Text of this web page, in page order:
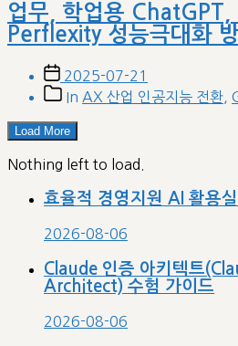
업무, 학업용 ChatGPT,
Perflexity 성능극대화
Post
date
2025-07-21
PostIn AX 산업 인공지능 전환
Load More
Nothing left to load.
효율적 경영지원 AI 활용
2026-08-06
Claude 인증 아키텍트
Architect) 수험 가이드
2026-08-06